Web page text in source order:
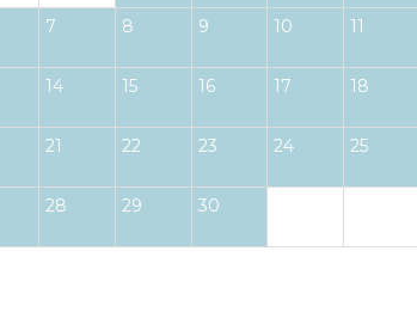
7 8 9 10 11
14 15 16 17 18
21 22 23 24 25
28 29 30